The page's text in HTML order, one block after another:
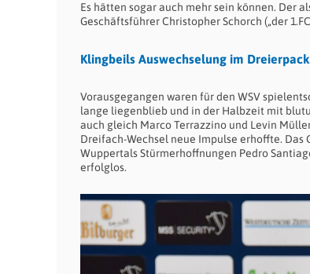
Es hätten sogar auch mehr sein können. Der
Geschäftsführer Christopher Schorch („der
Klingbeils Auswechselung im Dreierpack
Vorausgegangen waren für den WSV
lange liegenblieb und in der Halbzeit mit
auch gleich Marco Terrazzino und Levin
Dreifach-Wechsel neue Impulse erhoffte.
Wuppertals Stürmerhoffnungen Pedro
erfolglos.